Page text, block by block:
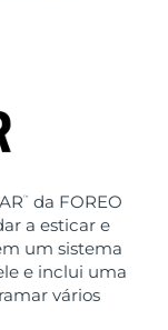
™
da FOREO
a esticar e
um sistema
e inclui uma
vários